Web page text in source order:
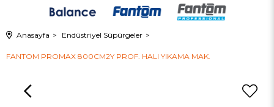
Anasayfa Endüstriyel Süpürgeler
FANTOM PROMAX 800CM2Y PROF. HALI YIKAMA MAK.